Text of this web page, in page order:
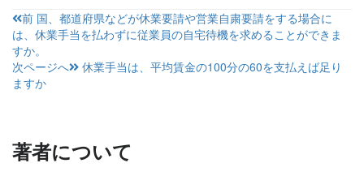
投
稿
ナ
ー
前 国、都道府県などが休業要請や営業自粛要請をする場合に
は、休業手当を払わずに従業員の自宅待機を求めることができま
すか。
次ページへ
休業手当は、平均賃金の100分の60を支払えば足り
ますか
著者について